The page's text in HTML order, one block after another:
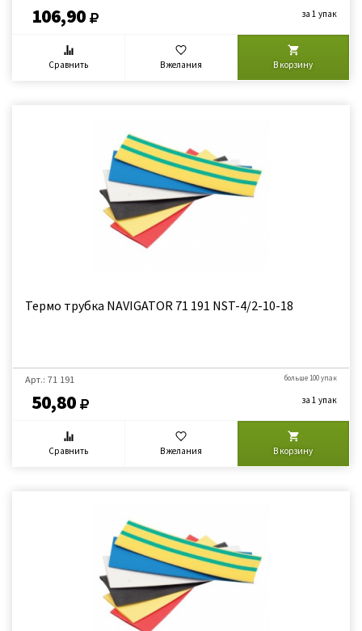
106,90 за 1 упак
Сравнить В желания В корзину
Термо трубка NAVIGATOR 71 191 NST-4/2-10-18
Арт.: 71 191
50,80
больше 100 упак
за 1 упак
Сравнить В желания В корзину